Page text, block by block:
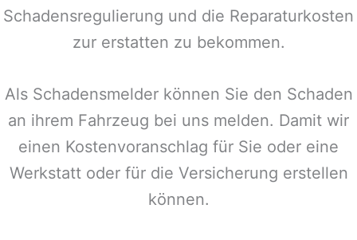
Schadensregulierung und die Reparaturkosten
zur erstatten zu bekommen.
Als Schadensmelder können Sie den Schaden
an ihrem Fahrzeug bei uns melden. Damit wir
einen Kostenvoranschlag für Sie oder eine
Werkstatt oder für die Versicherung erstellen
können.